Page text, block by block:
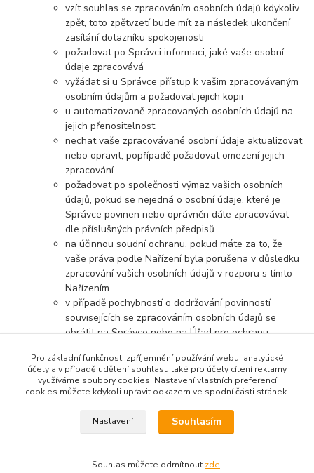
vzít souhlas se zpracováním osobních údajů kdykoliv
zpět, toto zpětvzetí bude mít za následek ukončení
zasílání dotazníku spokojenosti
požadovat po Správci informaci, jaké vaše osobní
údaje zpracovává
vyžádat si u Správce přístup k vašim zpracovávaným
osobním údajům a požadovat jejich kopii
u automatizovaně zpracovaných osobních údajů na
jejich přenositelnost
nechat vaše zpracovávané osobní údaje aktualizovat
nebo opravit, popřípadě požadovat omezení jejich
zpracování
požadovat po společnosti výmaz vašich osobních
údajů, pokud se nejedná o osobní údaje, které je
Správce povinen nebo oprávněn dále zpracovávat
dle příslušných právních předpisů
na účinnou soudní ochranu, pokud máte za to, že
vaše práva podle Nařízení byla porušena v důsledku
zpracování vašich osobních údajů v rozporu s tímto
Nařízením
v případě pochybností o dodržování povinností
souvisejících se zpracováním osobních údajů se
obrátit na Správce nebo na Úřad pro ochranu
Pro základní funkčnost, zpříjemnění používání webu, analytické
účely a v případě udělení souhlasu také pro účely cílení reklamy
využíváme soubory cookies. Nastavení vlastních preferencí
cookies můžete kdykoli upravit odkazem ve spodní části stránek.
Nastavení Souhlasím
Souhlas můžete odmítnout zde.